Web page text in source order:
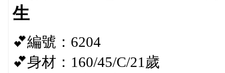
生
💕編號：6204
💕身材：160/45/C/21歲